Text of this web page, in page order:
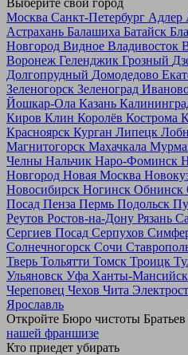
Выберите свой город
Москва Санкт-Петербург Адлер
Астрахань Балашиха Батайск
Новгород Видное Владивосток
Воронеж Геленджик Грозный
Долгопрудный Домодедово
Зеленогорск Зеленоград
Йошкар-Ола Казань
Киров Клин Королёв Кострома
Красноярск Курган Липецк
Магнитогорск Махачкала
Челны Нальчик Наро-Фоминск
Новгород Новая Москва
Новосибирск Ногинск Обнинск
Посад Пенза Пермь Подольск
Реутов Ростов-на-Дону Рязань
Сергиев Посад Серпухов
Солнечногорск Сочи
Тверь Тольятти Томск Троицк
Ульяновск Уфа Ханты-Мансийск
Череповец Чехов Чита
Ярославль
Откройте Бюро чистоты
нашей франшизе
Кто приедет убирать